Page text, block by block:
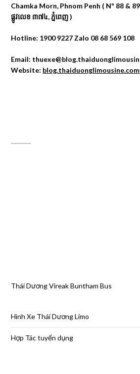
Chamka Morn, Phnom Penh ( Nº 88 &
ផ្លូវលេខ ៣៧៤, ភ្នំពេញ )
Hotline: 1900 9227 Zalo 08 68 569 108
Email:
Website: blog.thaiduonglimousine.com
Thái Dương Vireak Buntham Bus
Hình Xe Thái Dương Limo
Hợp Tác tuyển dụng